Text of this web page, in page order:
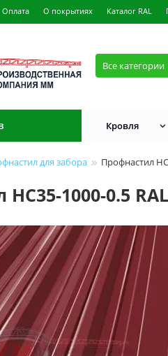
Оплата О покрытиях Каталог RAL
Все категории
Кровля
для забора Профнастил
1000-0.5